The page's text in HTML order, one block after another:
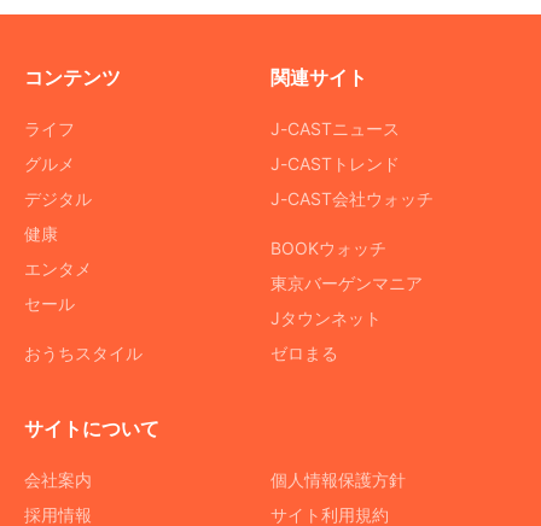
コンテンツ
ライフ
グルメ
デジタル
健康
エンタメ
セール
おうちスタイル
関連サイト
J-CASTニュース
J-CASTトレンド
J-CAST会社ウォッチ
BOOKウォッチ
東京バーゲンマニア
Jタウンネット
ゼロまる
サイトについて
会社案内
採用情報
個人情報保護方針
サイト利用規約